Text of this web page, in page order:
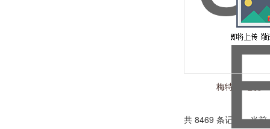
梅特勒 电缆
共 8469 条记录，当